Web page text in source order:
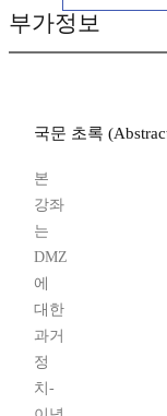
부가정보
국문 초록
본
강좌
는
DMZ
에
대한
과거
정
치-